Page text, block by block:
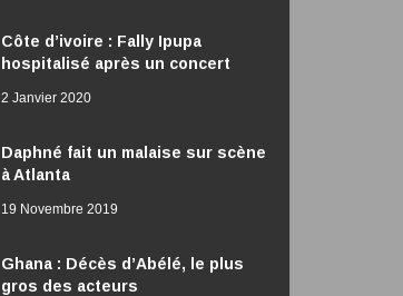
Côte d’ivoire : Fally Ipupa
hospitalisé après un concert
2 Janvier 2020
Daphné fait un malaise sur scène
à Atlanta
19 Novembre 2019
Ghana : Décès d’Abélé, le plus
gros des acteurs